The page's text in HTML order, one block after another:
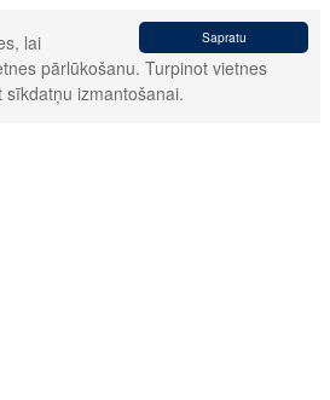
Sapratu
lai
pārlūkošanu. Turpinot vietnes
izmantošanai.